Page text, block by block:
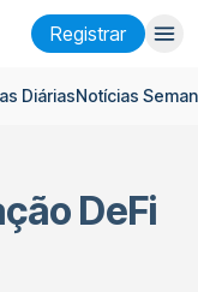
Registrar
Registrar
DiáriasNotícias
DeFi